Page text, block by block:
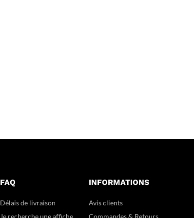
FAQ
Délais de livraison
Je recherche une affiche
INFORMATIONS
Avis clients
Commandes & Retours